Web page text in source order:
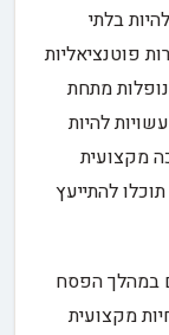
בלתי
פוטנציאליות
מתחת
עשויות להיות
מקצועית
להתייעץ
במהלך הפסח
מקצועית